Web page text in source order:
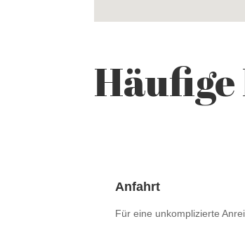
Häufige
Anfahrt
Für eine unkomplizierte